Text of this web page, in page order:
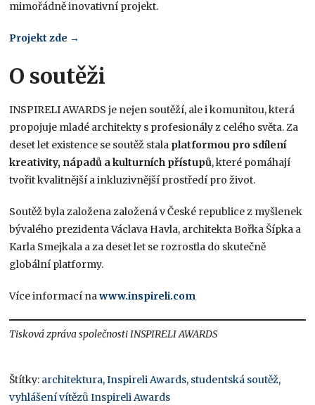
mimořádně inovativní projekt.
Projekt zde →
O soutěži
INSPIRELI AWARDS je nejen soutěží, ale i komunitou, která
propojuje mladé architekty s profesionály z celého světa. Za
deset let existence se soutěž stala platformou pro sdílení
kreativity, nápadů a kulturních přístupů, které pomáhají
tvořit kvalitnější a inkluzivnější prostředí pro život.
Soutěž byla založena založená v České republice z myšlenek
bývalého prezidenta Václava Havla, architekta Bořka Šípka a
Karla Smejkala a za deset let se rozrostla do skutečně
globální platformy.
Více informací nawww.inspireli.com
Tisková zpráva společnosti INSPIRELI AWARDS
Štítky: architektura,Inspireli Awards, studentská soutěž,
vyhlášení vítězů Inspireli Awards